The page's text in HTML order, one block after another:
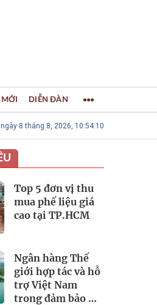
sáng tạo Thế giới LÀNG NGHỀ
8 tháng 8, 2026, 10:54:12
DIỄN ĐÀN
Top 5 đơn vị thu
mua phế liệu giá
cao tại TP.HCM
Ngân hàng Thế
giới hợp tác và hỗ
trợ Việt Nam
trong đảm bảo an